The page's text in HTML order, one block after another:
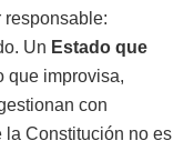
responsable:
Un Estado que
que improvisa,
con
Constitución no es